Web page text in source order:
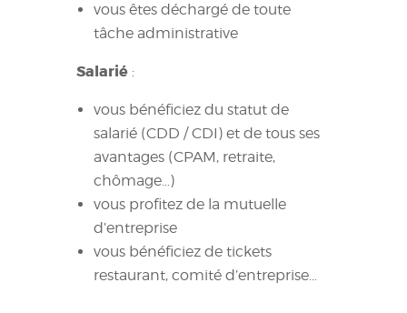
vous êtes déchargé de toute
tâche administrative
Salarié :
vous bénéficiez du statut de
salarié (CDD / CDI) et de tous ses
avantages (CPAM, retraite,
chômage…)
vous profitez de la mutuelle
d’entreprise
vous bénéficiez de tickets
restaurant, comité d’entreprise…